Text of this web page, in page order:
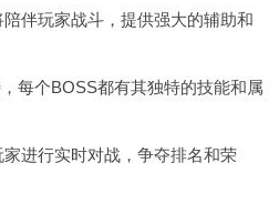
伴玩家战斗，提供强大的辅助和
每个BOSS都有其独特的技能和属
进行实时对战，争夺排名和荣